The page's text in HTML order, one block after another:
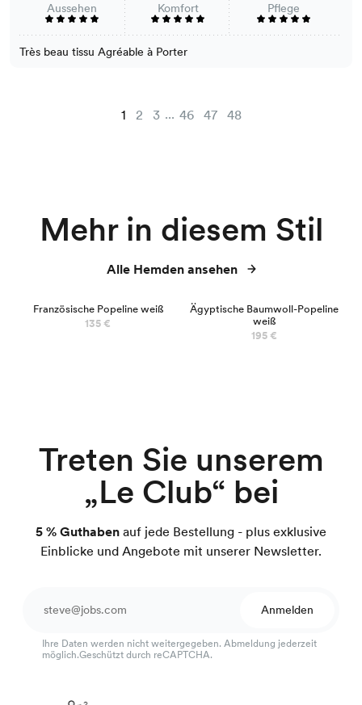
Aussehen Komfort Pflege
Très beau tissu Agréable à Porter
1 2 3 ... 46 47 48
Mehr in diesem Stil
Alle Hemden ansehen
Französische Popeline weiß
135 €
Ägyptische Baumwoll-Popeline
weiß
195 €
Treten Sie unserem
„Le Club“ bei
5 % Guthaben auf jede Bestellung - plus exklusive
Einblicke und Angebote mit unserer Newsletter.
Anmelden
Ihre Daten werden nicht weitergegeben. Abmeldung jederzeit
möglich.Geschützt durch reCAPTCHA.